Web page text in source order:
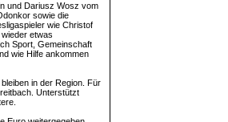
und Dariusz Wosz vom
sowie die
wie Christof
etwas
Sport, Gemeinschaft
wie Hilfe ankommen
in der Region. Für
Unterstützt